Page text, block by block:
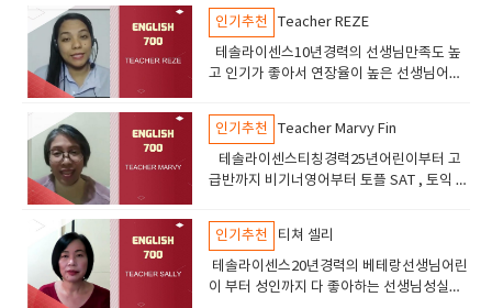
에서 추천드립니다.
인기추천
Teacher REZE
테솔라이센스10년경력의 선생님만족도 높
고 인기가 좋아서 연장율이 높은 선생님어린
음
인기추천
Teacher Marvy Fin
테솔라이센스티칭경력25년어린이부터 고
급반까지 비기너영어부터 토플 SAT , 토익 오
도가 아주높음
인기추천
티쳐 셀리
테솔라이센스20년경력의 베테랑선생님어린
이 부터 성인까지 다 좋아하는 선생님성실의